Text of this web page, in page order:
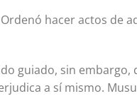
hacer actos de
guiado, sin
a sí mismo.